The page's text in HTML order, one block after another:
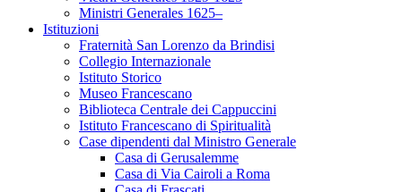
Ministri Generales 1625–
Istituzioni
Fraternità San Lorenzo da Brindisi
Collegio Internazionale
Istituto Storico
Museo Francescano
Biblioteca Centrale dei Cappuccini
Istituto Francescano di Spiritualità
Case dipendenti dal Ministro Generale
Casa di Gerusalemme
Casa di Via Cairoli a Roma